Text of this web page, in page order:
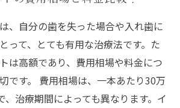
、自分の歯を失った場合や入れ歯に
って、とても有用な治療法です。た
は高額であり、費用相場や料金につ
です。 費用相場は、一本あたり30万
、治療期間によっても異なります。イ